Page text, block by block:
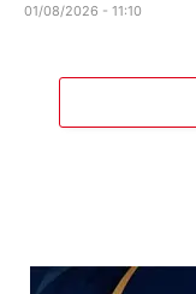
01/08/2026 - 11:10